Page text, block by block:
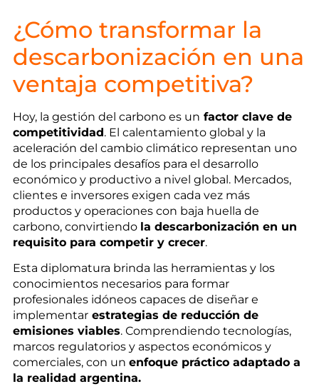
¿Cómo transformar la
descarbonización en una
ventaja competitiva?
Hoy, la gestión del carbono es un factor clave de
competitividad. El calentamiento global y la
aceleración del cambio climático representan uno
de los principales desafíos para el desarrollo
económico y productivo a nivel global. Mercados,
clientes e inversores exigen cada vez más
productos y operaciones con baja huella de
carbono, convirtiendo la descarbonización en un
requisito para competir y crecer.
Esta diplomatura brinda las herramientas y los
conocimientos necesarios para formar
profesionales idóneos capaces de diseñar e
implementarestrategias de reducción de
emisiones viables. Comprendiendo tecnologías,
marcos regulatorios y aspectos económicos y
comerciales, con un enfoque práctico adaptado a
la realidad argentina.